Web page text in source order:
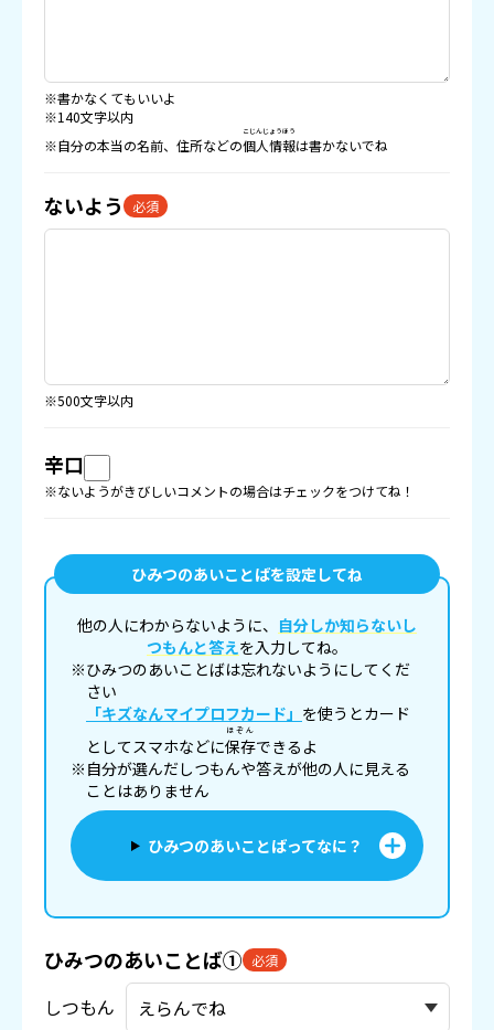
※書かなくてもいいよ
※140文字以内
※自分の本当の名前、住所などの個人情報
こじんじょうほう
は書かないでね
ないよう 必須
※500文字以内
辛口
※ないようがきびしいコメントの場合はチェックをつけてね！
ひみつのあいことばを設定してね
他の人にわからないように、 自分しか知らないし
つもんと答えを入力してね。
※ひみつのあいことばは忘れないようにしてくだ
さい
「キズなんマイプロフカード」 を使うとカード
としてスマホなどに保存
ほぞん
できるよ
※自分が選んだしつもんや答えが他の人に見える
ことはありません
ひみつのあいことばってなに？
ひみつのあいことば① 必須
しつもん